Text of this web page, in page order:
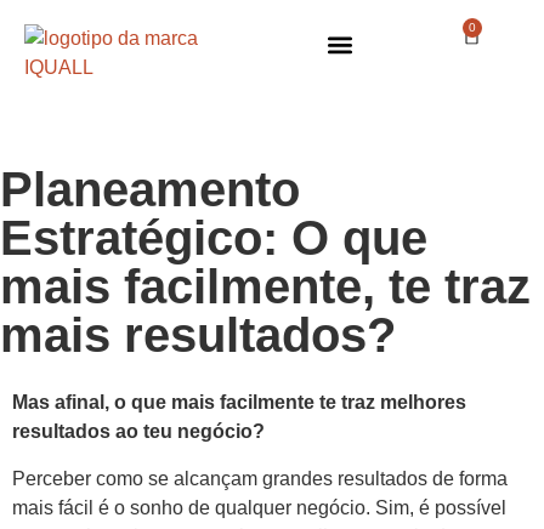
0
Planeamento
Estratégico: O que
mais facilmente, te traz
mais resultados?
Mas afinal, o que mais facilmente te traz melhores
resultados ao teu negócio?
Perceber como se alcançam grandes resultados de forma
mais fácil é o sonho de qualquer negócio. Sim, é possível